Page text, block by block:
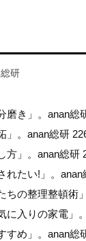
研
磨き」。anan総
」。anan総研
方」。anan総研
れたい!」。anan
ちの整理整頓術
に入りの家電」
すめ」。anan総